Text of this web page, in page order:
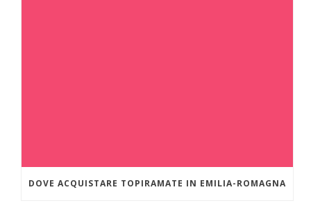
DOVE ACQUISTARE TOPIRAMATE IN EMILIA-ROMAGNA